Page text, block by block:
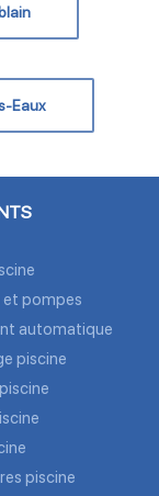
Eaux
et pompes
automatique
piscine
piscine